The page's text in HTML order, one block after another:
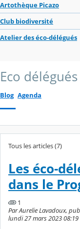
Artothèque Picazo
Club biodiversité
Atelier des éco-délégués
Eco délégués
Blog Agenda
Tous les articles (7)
Les éco-
dans le
1
Par Aurelie Lavadoux,
lundi 27 mars 2023 08:19